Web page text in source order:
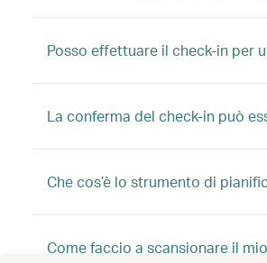
Posso effettuare il check-in per
La conferma del check-in può
Che cos’è lo strumento di
Come faccio a scansionare il